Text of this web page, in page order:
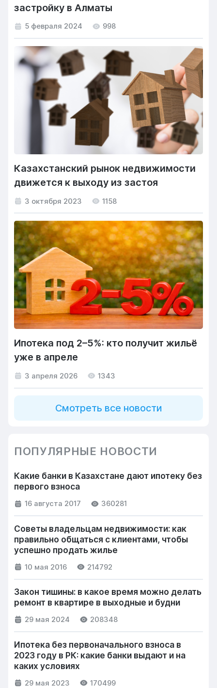
застройку в Алматы
5 февраля 2024 998
Казахстанский рынок недвижимости
движется к выходу из застоя
3 октября 2023 1158
Ипотека под 2–5%: кто получит жильё
уже в апреле
3 апреля 2026 1343
Смотреть все новости
ПОПУЛЯРНЫЕ НОВОСТИ
Какие банки в Казахстане дают ипотеку без
первого взноса
16 августа 2017 360281
Советы владельцам недвижимости: как
правильно общаться с клиентами, чтобы
успешно продать жилье
10 мая 2016 214792
Закон тишины: в какое время можно делать
ремонт в квартире в выходные и будни
29 мая 2024 208348
Ипотека без первоначального взноса в
2023 году в РК: какие банки выдают и на
каких условиях
29 мая 2023 170499